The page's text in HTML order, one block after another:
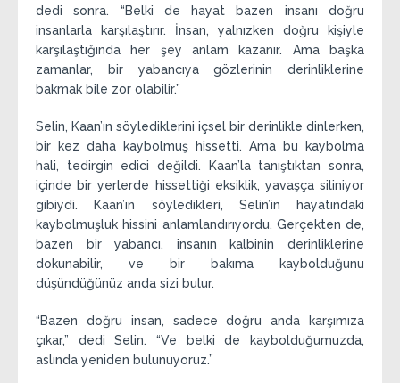
dedi sonra. “Belki de hayat bazen insanı doğru
insanlarla karşılaştırır. İnsan, yalnızken doğru kişiyle
karşılaştığında her şey anlam kazanır. Ama başka
zamanlar, bir yabancıya gözlerinin derinliklerine
bakmak bile zor olabilir.”
Selin, Kaan’ın söylediklerini içsel bir derinlikle dinlerken,
bir kez daha kaybolmuş hissetti. Ama bu kaybolma
hali, tedirgin edici değildi. Kaan’la tanıştıktan sonra,
içinde bir yerlerde hissettiği eksiklik, yavaşça siliniyor
gibiydi. Kaan’ın söyledikleri, Selin’in hayatındaki
kaybolmuşluk hissini anlamlandırıyordu. Gerçekten de,
bazen bir yabancı, insanın kalbinin derinliklerine
dokunabilir, ve bir bakıma kaybolduğunu
düşündüğünüz anda sizi bulur.
“Bazen doğru insan, sadece doğru anda karşımıza
çıkar,” dedi Selin. “Ve belki de kaybolduğumuzda,
aslında yeniden bulunuyoruz.”